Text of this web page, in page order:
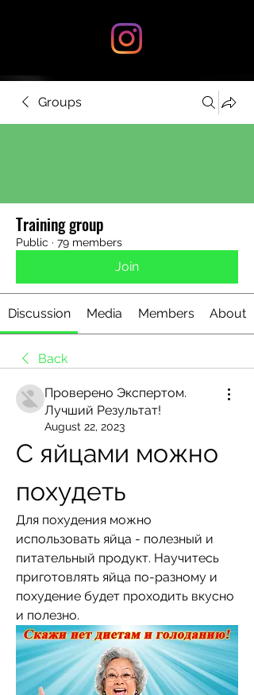
Groups
Training group
Public · 79 members
Join
Discussion Media Members About
Back
Проверено Экспертом.
Лучший Результат!
August 22, 2023
С яйцами можно
похудеть
Для похудения можно
использовать яйца - полезный и
питательный продукт. Научитесь
приготовлять яйца по-разному и
похудение будет проходить вкусно
и полезно.